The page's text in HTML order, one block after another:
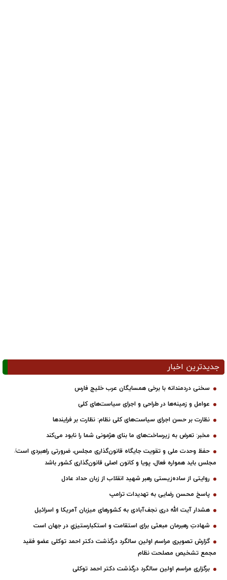
جدیدترین اخبار
سخنی دردمندانه با برخی همسایگان عرب خلیج فارس
عوامل و زمینه‌ها در طراحی و اجرای سیاست‌های کلی
نظارت بر حسن اجرای سیاست‌های کلی نظام: نظارت بر فرایندها
مخبر: تعرض به زیرساخت‌های ما بنای هژمونی شما را نابود می‌کند
حفظ وحدت ملی و تقویت جایگاه قانون‌گذاری مجلس، ضرورتی راهبردی است/
مجلس باید همواره فعال، پویا و کانون اصلی قانون‌گذاری کشور باشد
روایتی از ساده‌زیستی رهبر شهید انقلاب از زبان حداد عادل
پاسخ محسن رضایی به تهدیدات ترامپ
هشدار آیت الله دری نجف‌آبادی به کشورهای میزبان آمریکا و اسرائیل
شهادتِ رهبرمان مبعثی برای استقامت و استکبارستیزیِ در جهان است
گزارش تصویری مراسم اولین سالگرد درگذشت دکتر احمد توکلی عضو فقید
مجمع تشخیص مصلحت نظام
برگزاری مراسم اولین سالگرد درگذشت دکتر احمد توکلی